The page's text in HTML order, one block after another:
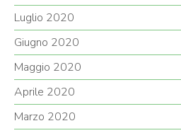
Luglio 2020
Giugno 2020
Maggio 2020
Aprile 2020
Marzo 2020